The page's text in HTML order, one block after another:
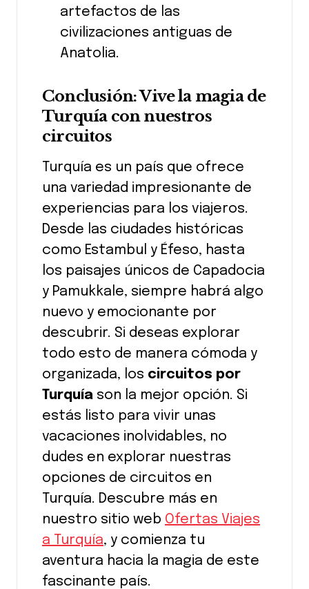
artefactos de las
civilizaciones antiguas de
Anatolia.
Conclusión: Vive la magia de
Turquía con nuestros
circuitos
Turquía es un país que ofrece
una variedad impresionante de
experiencias para los viajeros.
Desde las ciudades históricas
como Estambul y Éfeso, hasta
los paisajes únicos de Capadocia
y Pamukkale, siempre habrá algo
nuevo y emocionante por
descubrir. Si deseas explorar
todo esto de manera cómoda y
organizada, los circuitos por
Turquía son la mejor opción. Si
estás listo para vivir unas
vacaciones inolvidables, no
dudes en explorar nuestras
opciones de circuitos en
Turquía. Descubre más en
nuestro sitio web Ofertas Viajes
a Turquía, y comienza tu
aventura hacia la magia de este
fascinante país.